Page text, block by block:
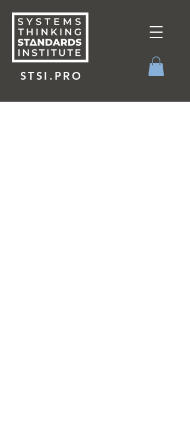
STSI.PRO